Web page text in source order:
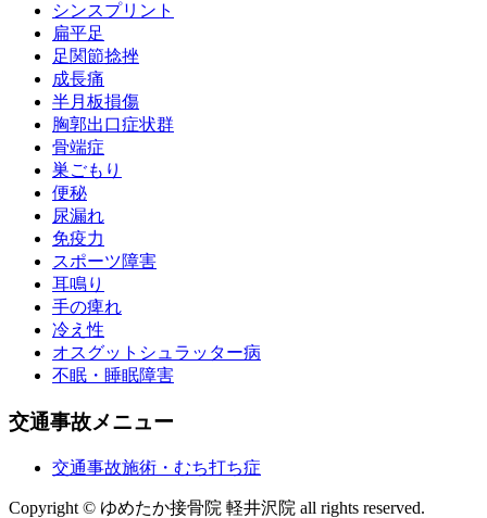
シンスプリント
扁平足
足関節捻挫
成長痛
半月板損傷
胸郭出口症状群
骨端症
巣ごもり
便秘
尿漏れ
免疫力
スポーツ障害
耳鳴り
手の痺れ
冷え性
オスグットシュラッター病
不眠・睡眠障害
交通事故メニュー
交通事故施術・むち打ち症
Copyright © ゆめたか接骨院 軽井沢院 all rights reserved.